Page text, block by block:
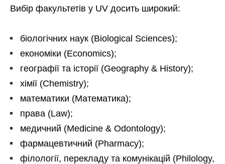
Вибір факультетів у UV досить широкий:
біологічних наук (Biological Sciences);
економіки (Economics);
географії та історії (Geography & History);
хімії (Chemistry);
математики (Математика);
права (Law);
медичний (Medicine & Odontology);
фармацевтичний (Pharmacy);
філології, перекладу та комунікацій (Philology,